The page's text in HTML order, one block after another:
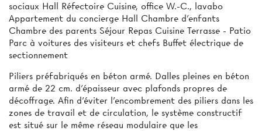
sociaux Hall Réfectoire Cuisine, office W.-C., lavabo
Appartement du concierge Hall Chambre d'enfants
Chambre des parents Séjour Repas Cuisine Terrasse - Patio
Parc à voitures des visiteurs et chefs Buffet électrique de
sectionnement
Piliers préfabriqués en béton armé. Dalles pleines en béton
armé de 22 cm. d'épaisseur avec plafonds propres de
décoffrage. Afin d’éviter l'encombrement des piliers dans les
zones de travail et de circulation, le système constructif
est situé sur le même réseau modulaire que les